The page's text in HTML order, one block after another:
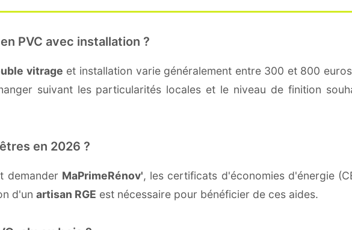
PVC avec installation ?
vitrage et installation varie généralement entre 300 et 800
suivant les particularités locales et le niveau de finition
en 2026 ?
demander MaPrimeRénov', les certificats d'économies d'énergie
d'un artisan RGE est nécessaire pour bénéficier de ces aides.